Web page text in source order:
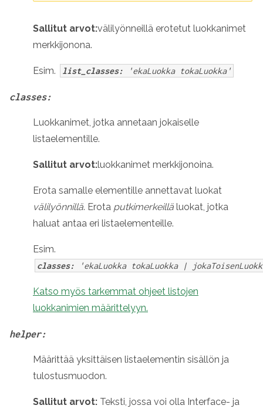
Sallitut arvot:välilyönneillä erotetut luokkanimet
merkkijonona.
Esim. list_classes: 'ekaLuokka tokaLuokka'
classes:
Luokkanimet, jotka annetaan jokaiselle
listaelementille.
Sallitut arvot:luokkanimet merkkijonoina.
Erota samalle elementille annettavat luokat
välilyönnillä. Erota putkimerkeillä luokat, jotka
haluat antaa eri listaelementeille.
Esim.
classes: 'ekaLuokka tokaLuokka |
Katso myös tarkemmat ohjeet listojen
luokkanimien määrittelyyn.
helper:
Määrittää yksittäisen listaelementin sisällön ja
tulostusmuodon.
Sallitut arvot: Teksti, jossa voi olla Interface- ja